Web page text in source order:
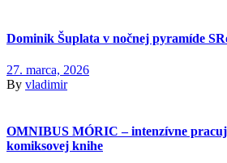
Dominik Šuplata v nočnej pyramíde
27. marca, 2026
By vladimir
OMNIBUS MÓRIC – intenzívne
komiksovej knihe